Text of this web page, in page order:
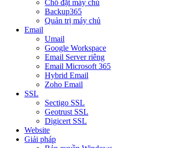
Chỗ đặt máy chủ
Backup365
Quản trị máy chủ
Email
Umail
Google Workspace
Email Server riêng
Email Microsoft 365
Hybrid Email
Zoho Email
SSL
Sectigo SSL
Geotrust SSL
Digicert SSL
Website
Giải pháp